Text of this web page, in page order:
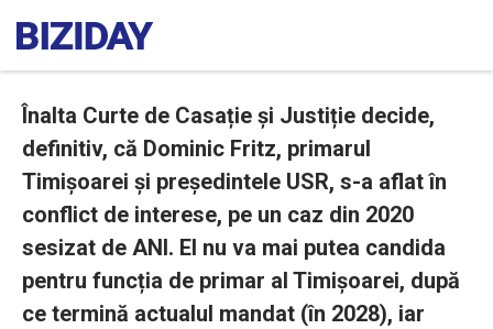
Înalta Curte de Casație și Justiție decide,
definitiv, că Dominic Fritz, primarul
Timișoarei și președintele USR, s-a aflat în
conflict de interese, pe un caz din 2020
sesizat de ANI. El nu va mai putea candida
pentru funcția de primar al Timișoarei, după
ce termină actualul mandat (în 2028), iar